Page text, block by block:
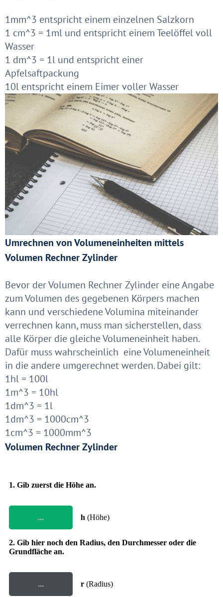
1mm^3 entspricht einem einzelnen Salzkorn
1 cm^3 = 1ml und entspricht einem Teelöffel voll
Wasser
1 dm^3 = 1l und entspricht einer
Apfelsaftpackung
10l entspricht einem Eimer voller Wasser
Umrechnen von Volumeneinheiten mittels
Volumen Rechner Zylinder
Bevor der Volumen Rechner Zylinder eine Angabe
zum Volumen des gegebenen Körpers machen
kann und verschiedene Volumina miteinander
verrechnen kann, muss man sicherstellen, dass
alle Körper die gleiche Volumeneinheit haben.
Dafür muss wahrscheinlich eine Volumeneinheit
in die andere umgerechnet werden. Dabei gilt:
1hl = 100l
1m^3 = 10hl
1dm^3 = 1l
1dm^3 = 1000cm^3
1cm^3 = 1000mm^3
Volumen Rechner Zylinder